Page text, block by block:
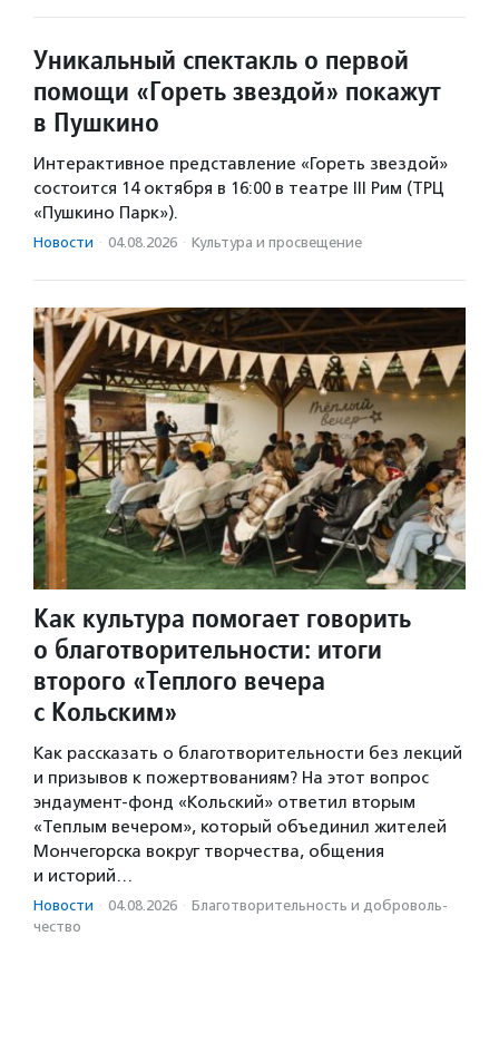
Уникальный спектакль о первой
помощи «Гореть звездой» покажут
в Пушкино
Интерактивное представление «Гореть звездой»
состоится 14 октября в 16:00 в театре III Рим (ТРЦ
«Пушкино Парк»).
Новости · 04.08.2026 · Культура и просвещение
Как культура помогает говорить
о благотворительности: итоги
второго «Теплого вечера
с Кольским»
Как рассказать о благотворительности без лекций
и призывов к пожертвованиям? На этот вопрос
эндаумент-фонд «Кольский» ответил вторым
«Теплым вечером», который объединил жителей
Мончегорска вокруг творчества, общения
и историй…
Новости · 04.08.2026 · Благотвори­тель­ность и доброволь­
чест­во